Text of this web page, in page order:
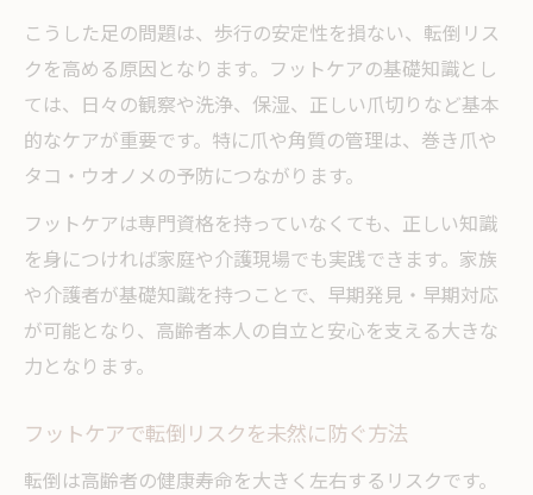
看護師以外でもできる家庭向けフットケア
足浴やマッサージを取り入れたフットケア
習慣化
転倒予防に役立つフットケアの知識まとめ
フットケアで高齢者の転倒リスクを下げる
方法
転倒予防に有効なフットケアの実践ポイン
ト
足のトラブル別フットケアの選び方と対策
高齢者フットケア研修で学ぶ転倒予防知識
フットケアを学ぶなら見逃せない重要ポイント
こうした足の問題は、歩行の安定性を損ない、転倒リス
クを高める原因となります。フットケアの基礎知識とし
ては、日々の観察や洗浄、保湿、正しい爪切りなど基本
的なケアが重要です。特に爪や角質の管理は、巻き爪や
タコ・ウオノメの予防につながります。
フットケアは専門資格を持っていなくても、正しい知識
を身につければ家庭や介護現場でも実践できます。家族
や介護者が基礎知識を持つことで、早期発見・早期対応
が可能となり、高齢者本人の自立と安心を支える大きな
力となります。
フットケアで転倒リスクを未然に防ぐ方法
転倒は高齢者の健康寿命を大きく左右するリスクです。